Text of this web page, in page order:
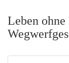
Leben ohne